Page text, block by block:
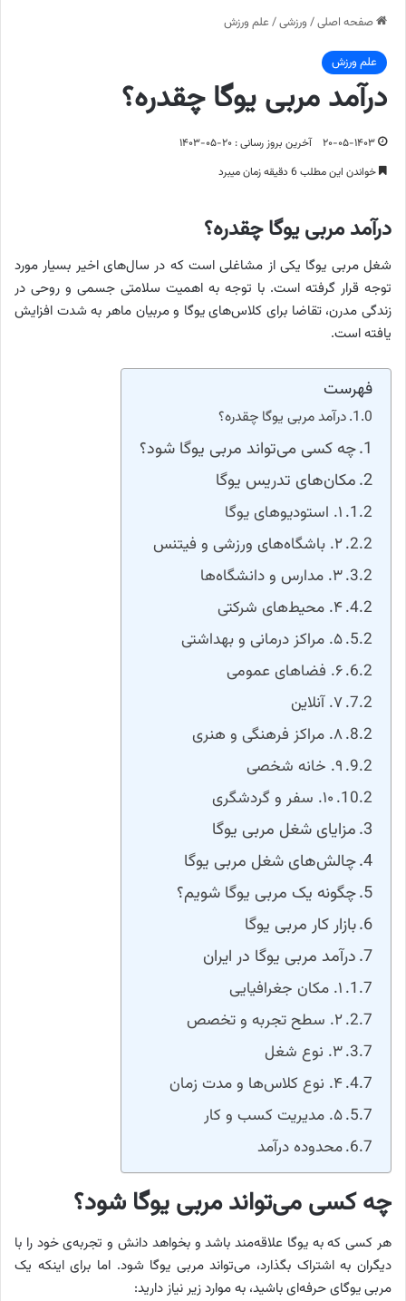
صفحه اصلی/ ورزشی/علم ورزش
علم ورزش
درآمد مربی یوگا چقدره؟
۲۰-۰۵-۱۴۰۳
آخرین بروز رسانی : ۲۰-۰۵-۱۴۰۳
خواندن این مطلب 6 دقیقه زمان میبرد
درآمد مربی یوگا چقدره؟
شغل مربی یوگا یکی از مشاغلی است که در سال‌های اخیر بسیار مورد
توجه قرار گرفته است. با توجه به اهمیت سلامتی جسمی و روحی در
زندگی مدرن، تقاضا برای کلاس‌های یوگا و مربیان ماهر به شدت افزایش
یافته است.
فهرست
درآمد مربی یوگا چقدره؟
چه کسی می‌تواند مربی یوگا شود؟
مکان‌های تدریس یوگا
۱. استودیوهای یوگا
۲. باشگاه‌های ورزشی و فیتنس
۳. مدارس و دانشگاه‌ها
۴. محیط‌های شرکتی
۵. مراکز درمانی و بهداشتی
۶. فضاهای عمومی
۷. آنلاین
۸. مراکز فرهنگی و هنری
۹. خانه شخصی
۱۰. سفر و گردشگری
مزایای شغل مربی یوگا
چالش‌های شغل مربی یوگا
چگونه یک مربی یوگا شویم؟
بازار کار مربی یوگا
درآمد مربی یوگا در ایران
۱. مکان جغرافیایی
۲. سطح تجربه و تخصص
۳. نوع شغل
۴. نوع کلاس‌ها و مدت زمان
۵. مدیریت کسب و کار
محدوده درآمد
چه کسی می‌تواند مربی یوگا شود؟
هر کسی که به یوگا علاقه‌مند باشد و بخواهد دانش و تجربه‌ی خود را با
دیگران به اشتراک بگذارد، می‌تواند مربی یوگا شود. اما برای اینکه یک
مربی یوگای حرفه‌ای باشید، به موارد زیر نیاز دارید: